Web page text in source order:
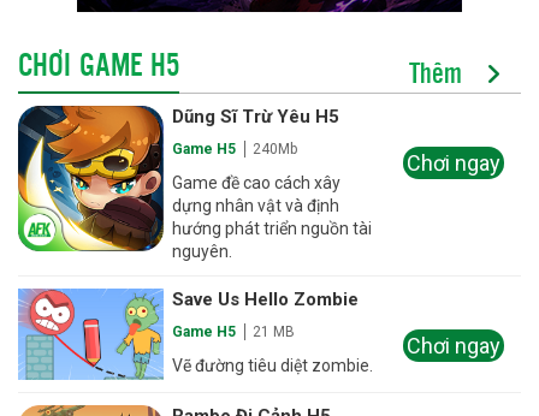
CHƠI GAME H5 Thêm
Dũng Sĩ Trừ Yêu H5
Game H5 240Mb
Game đề cao cách xây
dựng nhân vật và định
hướng phát triển nguồn tài
nguyên.
Chơi ngay
Save Us Hello Zombie
Game H5 21 MB
Vẽ đường tiêu diệt zombie.
Chơi ngay